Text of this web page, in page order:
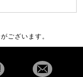
7時10分
8月9日(日)
7時10分
商品ページへ
ございます。